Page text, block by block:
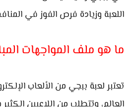
اللعبة وزيادة فرص الفوز في
ما هو ملف المواجهات
تعتبر لعبة ببجي من الألعاب